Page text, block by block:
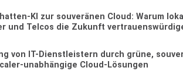
KI zur souveränen Cloud: Warum
und Telcos die Zukunft
von IT-Dienstleistern durch grüne,
unabhängige Cloud-Lösungen